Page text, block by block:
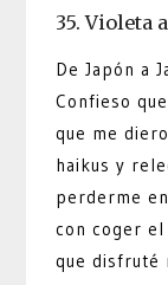
35. Violeta
De Japón a
Confieso
que me
haikus y
perderme
con coger
que disfruté